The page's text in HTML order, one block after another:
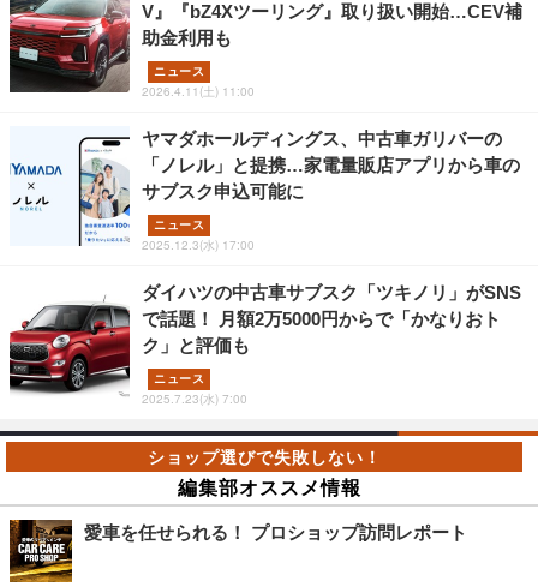
V』『bZ4Xツーリング』取り扱い開始…CEV補
助金利用も
ニュース
2026.4.11(土) 11:00
ヤマダホールディングス、中古車ガリバーの
「ノレル」と提携…家電量販店アプリから車の
サブスク申込可能に
ニュース
2025.12.3(水) 17:00
ダイハツの中古車サブスク「ツキノリ」がSNS
で話題！ 月額2万5000円からで「かなりおト
ク」と評価も
ニュース
2025.7.23(水) 7:00
編集部オススメ情報
愛車を任せられる！ プロショップ訪問レポート